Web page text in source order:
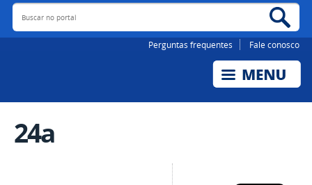
Buscar no portal
Perguntas frequentes Fale conosco
24a